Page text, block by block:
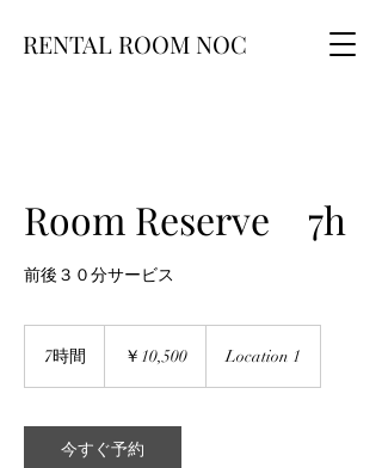
RENTAL ROOM NOC
Room Reserve 7h
前後３０分サービス
7時間 ￥10,500 Location 1
今すぐ予約